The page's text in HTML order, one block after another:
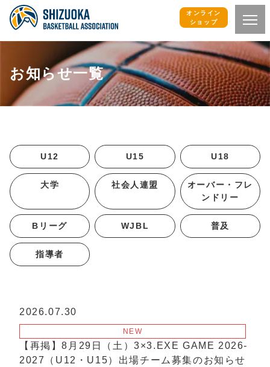
オンライン
ショップ
お知らせ一覧
U12 U15 U18
大学 社会人連盟
オーバー・フレ
ンドリー
Bリーグ WJBL 普及
指導者
2026.07.30
NEW
【再掲】8月29日（土）3×3.EXE GAME 2026-
2027（U12・U15）出場チーム募集のお知らせ